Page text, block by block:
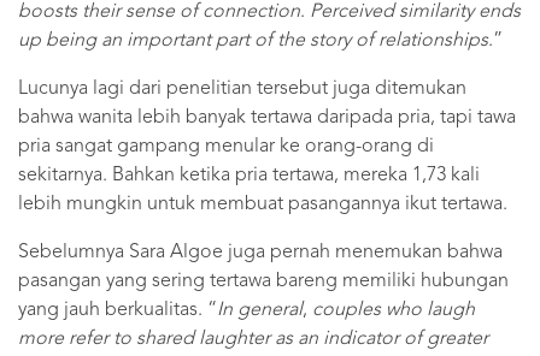
boosts their sense of connection. Perceived similarity ends
up being an important part of the story of relationships.”
Lucunya lagi dari penelitian tersebut juga ditemukan
bahwa wanita lebih banyak tertawa daripada pria, tapi tawa
pria sangat gampang menular ke orang-orang di
sekitarnya. Bahkan ketika pria tertawa, mereka 1,73 kali
lebih mungkin untuk membuat pasangannya ikut tertawa.
Sebelumnya Sara Algoe juga pernah menemukan bahwa
pasangan yang sering tertawa bareng memiliki hubungan
yang jauh berkualitas. “In general, couples who laugh
more refer to shared laughter as an indicator of greater